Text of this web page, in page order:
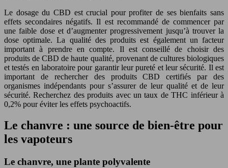
Le dosage du CBD est crucial pour profiter de ses bienfaits sans
effets secondaires négatifs. Il est recommandé de commencer par
une faible dose et d’augmenter progressivement jusqu’à trouver la
dose optimale. La qualité des produits est également un facteur
important à prendre en compte. Il est conseillé de choisir des
produits de CBD de haute qualité, provenant de cultures biologiques
et testés en laboratoire pour garantir leur pureté et leur sécurité. Il est
important de rechercher des produits CBD certifiés par des
organismes indépendants pour s’assurer de leur qualité et de leur
sécurité. Recherchez des produits avec un taux de THC inférieur à
0,2% pour éviter les effets psychoactifs.
Le chanvre : une source de bien-être pour
les vapoteurs
Le chanvre, une plante polyvalente